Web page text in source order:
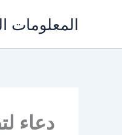
المعلومات
دعاء